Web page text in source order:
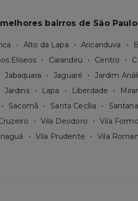
bairros de São Paulo
Alto da Lapa Aricanduva
Elíseos Carandiru Centro
Jabaquara Jaguaré Jardim
Jardins Lapa Liberdade
Sacomã Santa Cecília Santana
Vila Deodoro Vila
Vila Prudente Vila